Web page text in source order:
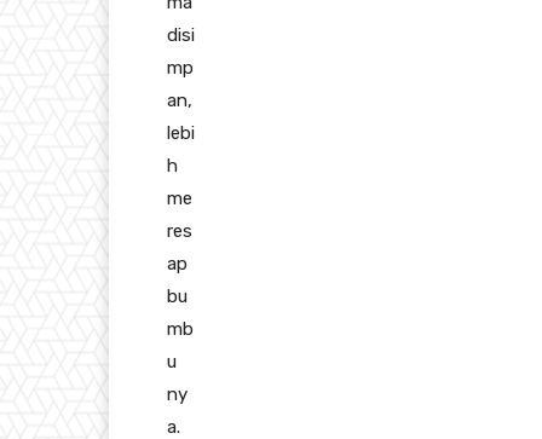
disi
mp
an,
lebi
h
me
res
ap
bu
mb
u
ny
a.